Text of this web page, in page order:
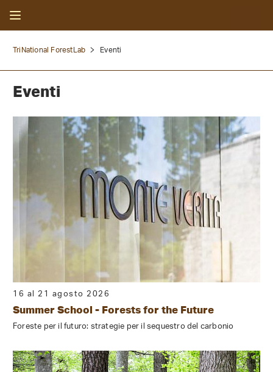
TriNational ForestLab Eventi
Eventi
16 al 21 agosto 2026
Summer School - Forests for the Future
Foreste per il futuro: strategie per il sequestro del carbonio